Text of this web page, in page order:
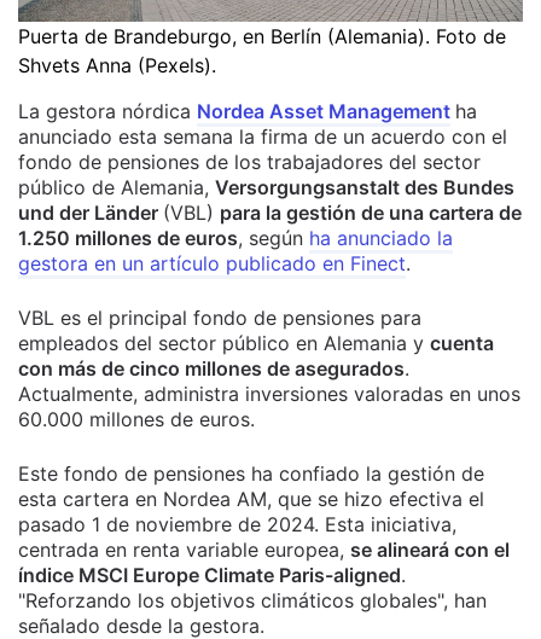
Puerta de Brandeburgo, en Berlín (Alemania). Foto de
Shvets Anna (Pexels).
La gestora nórdica Nordea Asset Management ha
anunciado esta semana la firma de un acuerdo con el
fondo de pensiones de los trabajadores del sector
público de Alemania, Versorgungsanstalt des Bundes
und der Länder (VBL) para la gestión de una cartera de
1.250 millones de euros, según ha anunciado la
gestora en un artículo publicado en Finect.
VBL es el principal fondo de pensiones para
empleados del sector público en Alemania y cuenta
con más de cinco millones de asegurados.
Actualmente, administra inversiones valoradas en unos
60.000 millones de euros.
Este fondo de pensiones ha confiado la gestión de
esta cartera en Nordea AM, que se hizo efectiva el
pasado 1 de noviembre de 2024. Esta iniciativa,
centrada en renta variable europea, se alineará con el
índice MSCI Europe Climate Paris-aligned.
"Reforzando los objetivos climáticos globales", han
señalado desde la gestora.